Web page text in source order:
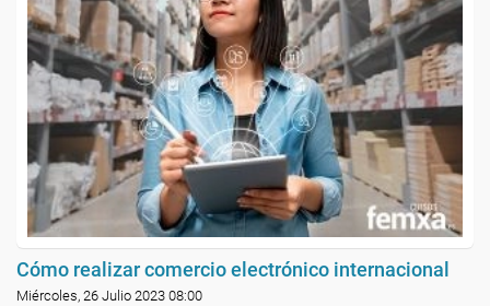
Cómo realizar comercio electrónico internacional
Miércoles, 26 Julio 2023 08:00